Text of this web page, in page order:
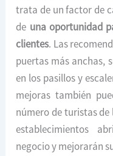
trata de un factor de
de una oportunidad
clientes. Las
puertas más anchas,
en los pasillos y
mejoras también
número de turistas de
establecimientos
negocio y mejorarán